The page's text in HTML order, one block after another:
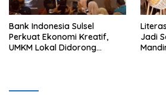
Bank Indonesia Sulsel
Perkuat Ekonomi Kreatif,
UMKM Lokal Didorong
Jadi